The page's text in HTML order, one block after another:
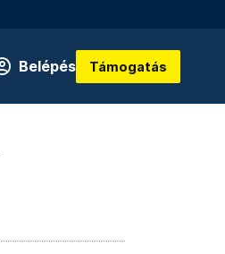
Belépés Támogatás